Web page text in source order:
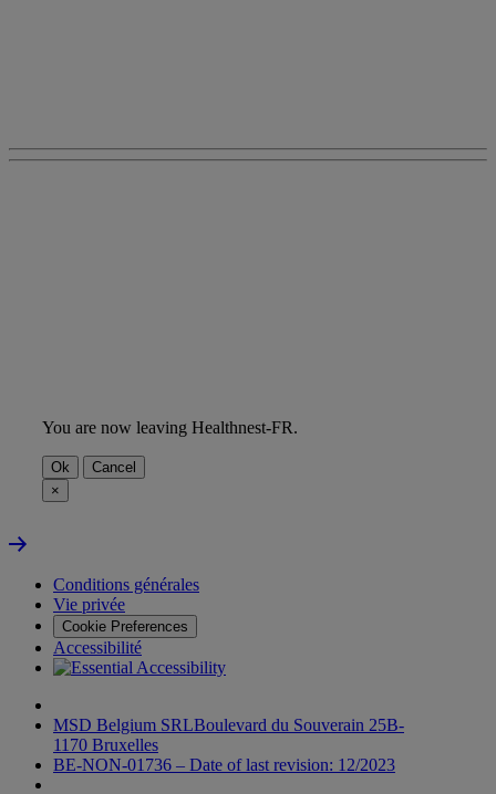
You are now leaving Healthnest-FR.
Ok
Cancel
×
Back
page
Conditions générales
Vie privée
Cookie Preferences
Accessibilité
MSD Belgium SRLBoulevard du Souverain 25B-
1170 Bruxelles
BE-NON-01736 – Date of last revision: 12/2023